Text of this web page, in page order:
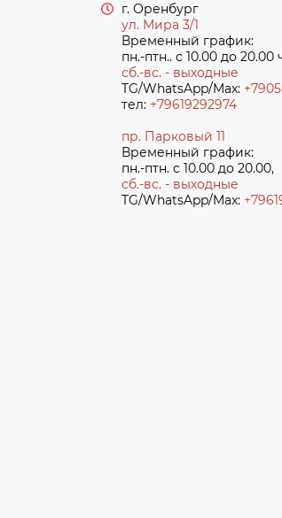
г. Оренбург
ул. Мира 3/1
Временный график:
пн.-птн.. с 10.00 до 20.00
сб.-вс. - выходные
TG/WhatsApp/Max:
тел: +79619292974
пр. Парковый 11
Временный график:
пн.-птн. с 10.00 до 20.00,
сб.-вс. - выходные
TG/WhatsApp/Max: +7